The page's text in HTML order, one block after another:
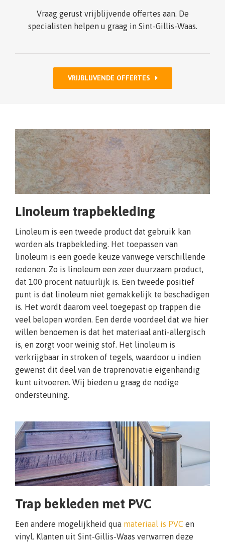
Vraag gerust vrijblijvende offertes aan. De
specialisten helpen u graag in Sint-Gillis-Waas.
VRIJBLIJVENDE OFFERTES
Linoleum trapbekleding
Linoleum is een tweede product dat gebruik kan
worden als trapbekleding. Het toepassen van
linoleum is een goede keuze vanwege verschillende
redenen. Zo is linoleum een zeer duurzaam product,
dat 100 procent natuurlijk is. Een tweede positief
punt is dat linoleum niet gemakkelijk te beschadigen
is. Het wordt daarom veel toegepast op trappen die
veel belopen worden. Een derde voordeel dat we hier
willen benoemen is dat het materiaal anti-allergisch
is, en zorgt voor weinig stof. Het linoleum is
verkrijgbaar in stroken of tegels, waardoor u indien
gewenst dit deel van de traprenovatie eigenhandig
kunt uitvoeren. Wij bieden u graag de nodige
ondersteuning.
Trap bekleden met PVC
Een andere mogelijkheid qua materiaal is PVC en
vinyl. Klanten uit Sint-Gillis-Waas verwarren deze